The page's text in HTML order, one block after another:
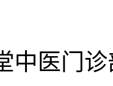
中医门